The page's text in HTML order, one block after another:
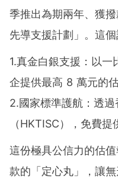
季推出為期兩年、獲
先導支援計劃」。這個
1.真金白銀支援：以
企提供最高 8 萬元的估
2.國家標準護航：透
（HKTISC），免費提
這份極具公信力的估
款的「定心丸」，讓